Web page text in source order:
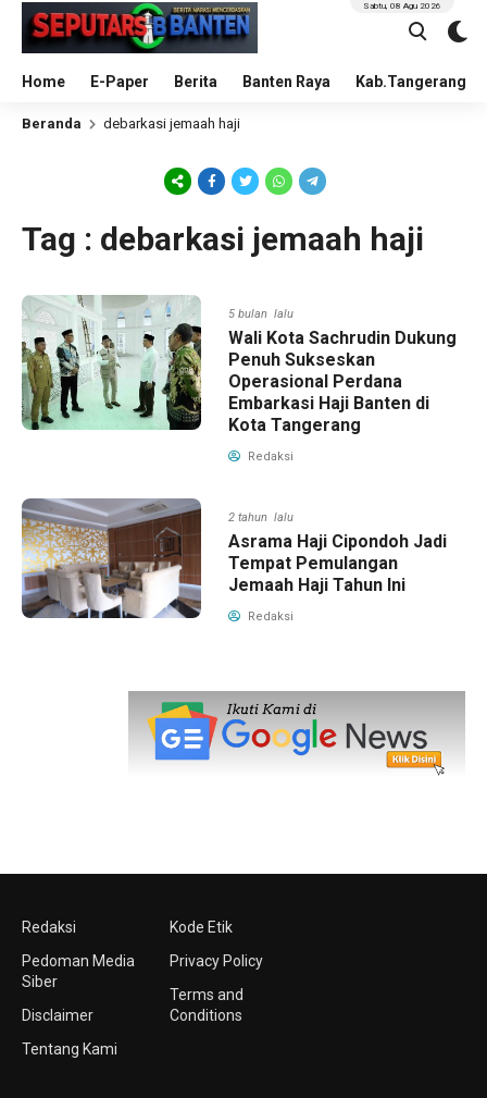
Home E-Paper Berita Banten Raya Kab.Tangerang
Sabtu, 08 Agu 2026
Beranda debarkasi jemaah haji
Tag : debarkasi jemaah haji
5 bulan lalu
Wali Kota Sachrudin Dukung
Penuh Sukseskan
Operasional Perdana
Embarkasi Haji Banten di
Kota Tangerang
Redaksi
2 tahun lalu
Asrama Haji Cipondoh Jadi
Tempat Pemulangan
Jemaah Haji Tahun Ini
Redaksi
Redaksi
Pedoman Media
Siber
Disclaimer
Tentang Kami
Kode Etik
Privacy Policy
Terms and
Conditions